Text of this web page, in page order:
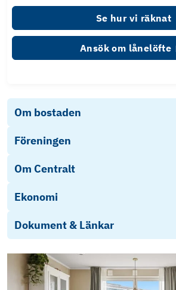
Se hur vi räknat
Ansök om lånelöfte
Om bostaden
Föreningen
Om Centralt
Ekonomi
Dokument & Länkar
Energideklaration